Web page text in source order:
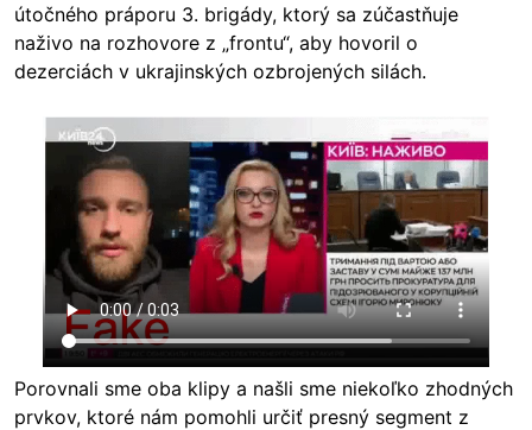
útočného práporu 3. brigády, ktorý sa zúčastňuje
naživo na rozhovore z „frontu“, aby hovoril o
dezerciách v ukrajinských ozbrojených silách.
Porovnali sme oba klipy a našli sme niekoľko zhodných
prvkov, ktoré nám pomohli určiť presný segment z